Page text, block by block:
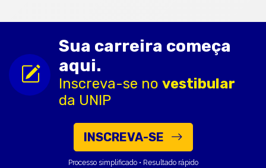
Sua carreira começa
aqui.
Inscreva-se no vestibular
da UNIP
INSCREVA-SE
Processo simplificado • Resultado rápido